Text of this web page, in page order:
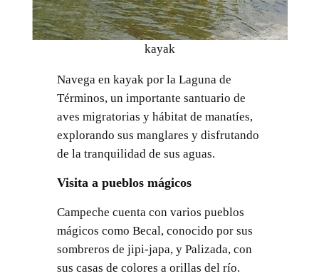
kayak
Navega en kayak por la Laguna de
Términos, un importante santuario de
aves migratorias y hábitat de manatíes,
explorando sus manglares y disfrutando
de la tranquilidad de sus aguas.
Visita a pueblos mágicos
Campeche cuenta con varios pueblos
mágicos como Becal, conocido por sus
sombreros de jipi-japa, y Palizada, con
sus casas de colores a orillas del río.